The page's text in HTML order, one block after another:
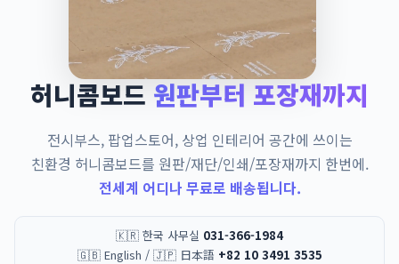
허니콤보드 원판부터 포장재까지
전시부스, 팝업스토어, 상업 인테리어 공간에 쓰이는
친환경 허니콤보드를 원판/재단/인쇄/포장재까지 한번에.
전세계 어디나 무료로 배송됩니다.
🇰🇷 한국 사무실 031-366-1984
🇬🇧 English / 🇯🇵 日本語 +82 10 3491 3535